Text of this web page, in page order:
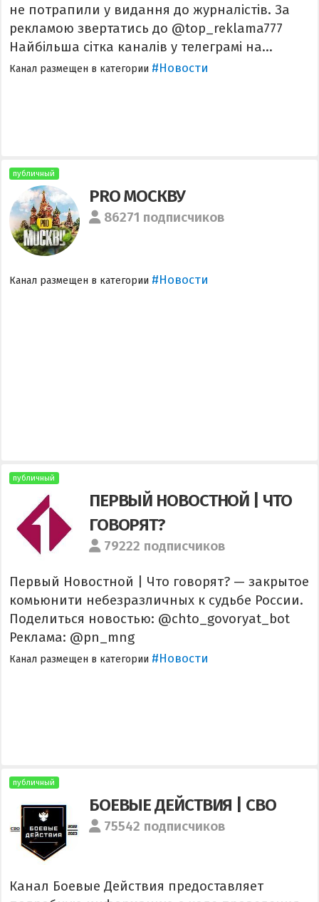
не потрапили у видання до журналістів. За
рекламою звертатись до @top_reklama777
Найбільша сітка каналів у телеграмі на...
Канал размещен в категории #Новости
публичный
PRO МОСКВУ
86271 подписчиков
Канал размещен в категории #Новости
публичный
ПЕРВЫЙ НОВОСТНОЙ | ЧТО
ГОВОРЯТ?
79222 подписчиков
Первый Новостной | Что говорят? — закрытое
комьюнити небезразличных к судьбе России.
Поделиться новостью: @chto_govoryat_bot
Реклама: @pn_mng
Канал размещен в категории #Новости
публичный
БОЕВЫЕ ДЕЙСТВИЯ | СВО
75542 подписчиков
Канал Боевые Действия предоставляет